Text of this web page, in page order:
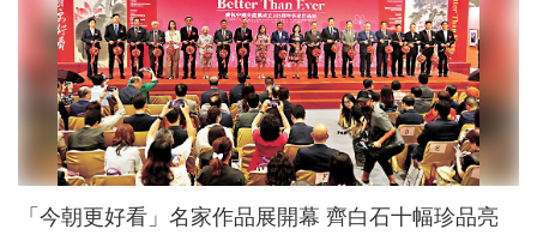
「今朝更好看」名家作品展開幕 齊白石十幅珍品亮